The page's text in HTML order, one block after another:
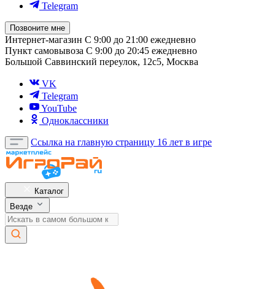
Telegram
Позвоните мне
Интернет-магазин С 9:00 до 21:00 ежедневно
Пункт самовывоза С 9:00 до 20:45 ежедневно
Большой Саввинский переулок, 12с5, Москва
VK
Telegram
YouTube
Одноклассники
Ссылка на главную страницу 16 лет в игре
Каталог
Везде